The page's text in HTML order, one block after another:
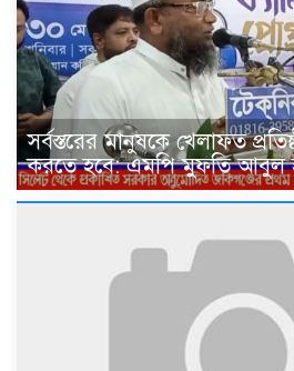
সর্বস্তরের মানুষকে খেলাফত
করতে হবে: এমপি মুফতি আবুল